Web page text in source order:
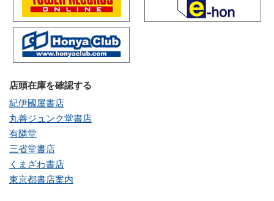
店頭在庫を確認する
紀伊國屋書店
丸善ジュンク堂書店
有隣堂
三省堂書店
くまざわ書店
東京都書店案内